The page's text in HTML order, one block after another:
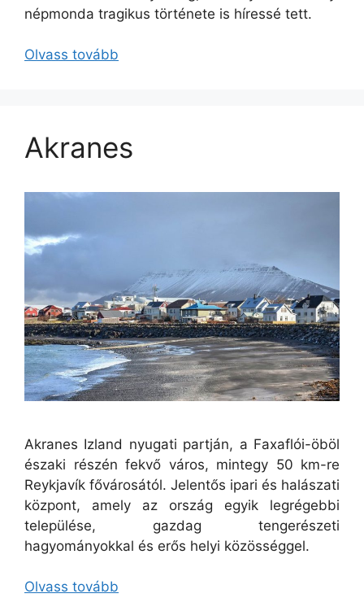
népmonda tragikus története is híressé tett.
Olvass tovább
Akranes
Akranes Izland nyugati partján, a Faxaflói-öböl
északi részén fekvő város, mintegy 50 km-re
Reykjavík fővárosától. Jelentős ipari és halászati
központ, amely az ország egyik legrégebbi
települése, gazdag tengerészeti
hagyományokkal és erős helyi közösséggel.
Olvass tovább